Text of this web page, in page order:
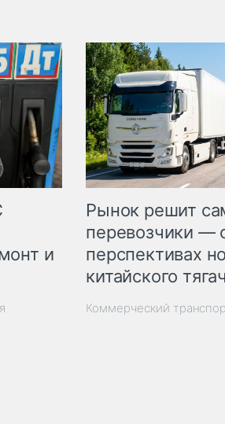
и
Рынок решит
перевозчики —
перспективах
китайского
Коммерческий